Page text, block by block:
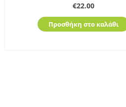
€22.00
Προσθήκη στο καλάθι